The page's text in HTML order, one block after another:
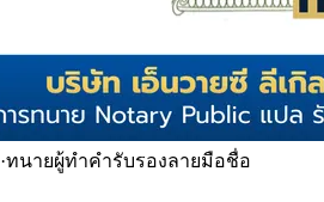
·ทนายผู้ทำคำรับรองลายมือชื่อ